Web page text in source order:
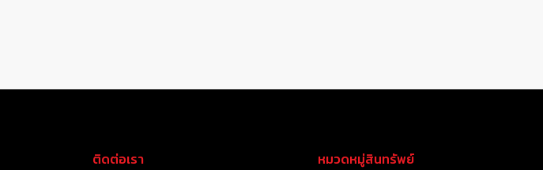
ติดต่อเรา หมวดหมู่สินทรัพย์